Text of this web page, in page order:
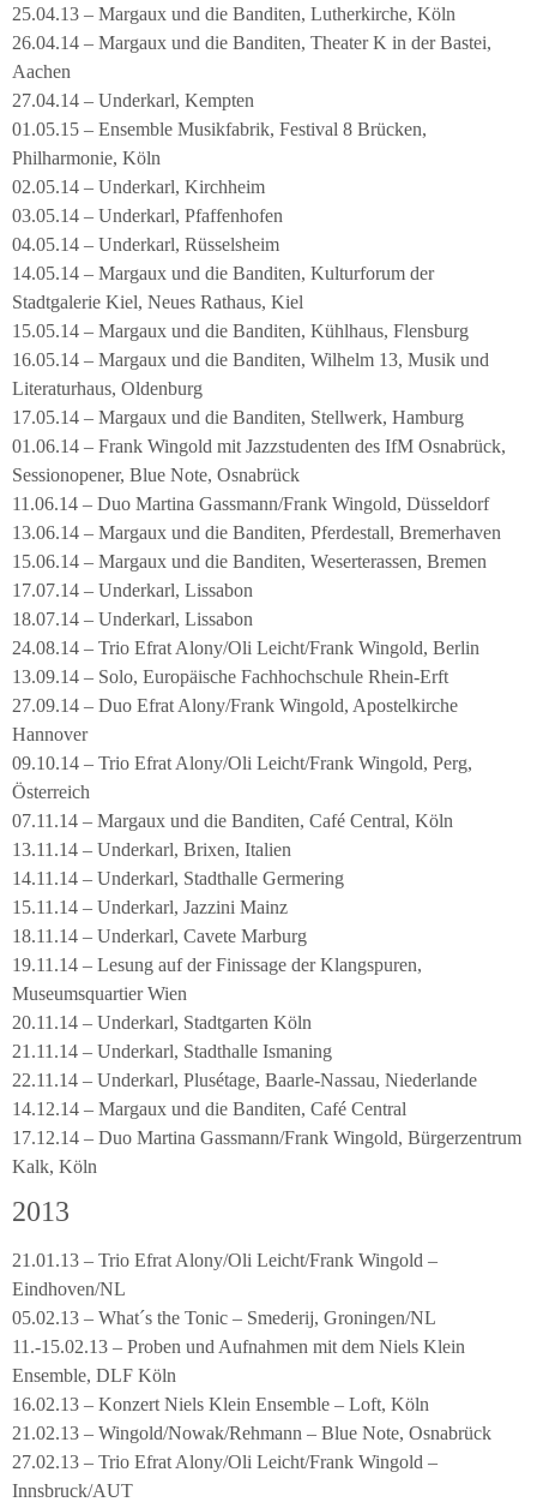
25.04.13 – Margaux und die Banditen, Lutherkirche, Köln
26.04.14 – Margaux und die Banditen, Theater K in der Bastei,
Aachen
27.04.14 – Underkarl, Kempten
01.05.15 – Ensemble Musikfabrik, Festival 8 Brücken,
Philharmonie, Köln
02.05.14 – Underkarl, Kirchheim
03.05.14 – Underkarl, Pfaffenhofen
04.05.14 – Underkarl, Rüsselsheim
14.05.14 – Margaux und die Banditen, Kulturforum der
Stadtgalerie Kiel, Neues Rathaus, Kiel
15.05.14 – Margaux und die Banditen, Kühlhaus, Flensburg
16.05.14 – Margaux und die Banditen, Wilhelm 13, Musik und
Literaturhaus, Oldenburg
17.05.14 – Margaux und die Banditen, Stellwerk, Hamburg
01.06.14 – Frank Wingold mit Jazzstudenten des IfM Osnabrück,
Sessionopener, Blue Note, Osnabrück
11.06.14 – Duo Martina Gassmann/Frank Wingold, Düsseldorf
13.06.14 – Margaux und die Banditen, Pferdestall, Bremerhaven
15.06.14 – Margaux und die Banditen, Weserterassen, Bremen
17.07.14 – Underkarl, Lissabon
18.07.14 – Underkarl, Lissabon
24.08.14 – Trio Efrat Alony/Oli Leicht/Frank Wingold, Berlin
13.09.14 – Solo, Europäische Fachhochschule Rhein-Erft
27.09.14 – Duo Efrat Alony/Frank Wingold, Apostelkirche
Hannover
09.10.14 – Trio Efrat Alony/Oli Leicht/Frank Wingold, Perg,
Österreich
07.11.14 – Margaux und die Banditen, Café Central, Köln
13.11.14 – Underkarl, Brixen, Italien
14.11.14 – Underkarl, Stadthalle Germering
15.11.14 – Underkarl, Jazzini Mainz
18.11.14 – Underkarl, Cavete Marburg
19.11.14 – Lesung auf der Finissage der Klangspuren,
Museumsquartier Wien
20.11.14 – Underkarl, Stadtgarten Köln
21.11.14 – Underkarl, Stadthalle Ismaning
22.11.14 – Underkarl, Plusétage, Baarle-Nassau, Niederlande
14.12.14 – Margaux und die Banditen, Café Central
17.12.14 – Duo Martina Gassmann/Frank Wingold, Bürgerzentrum
Kalk, Köln
2013
21.01.13 – Trio Efrat Alony/Oli Leicht/Frank Wingold –
Eindhoven/NL
05.02.13 – What´s the Tonic – Smederij, Groningen/NL
11.-15.02.13 – Proben und Aufnahmen mit dem Niels Klein
Ensemble, DLF Köln
16.02.13 – Konzert Niels Klein Ensemble – Loft, Köln
21.02.13 – Wingold/Nowak/Rehmann – Blue Note, Osnabrück
27.02.13 – Trio Efrat Alony/Oli Leicht/Frank Wingold –
Innsbruck/AUT